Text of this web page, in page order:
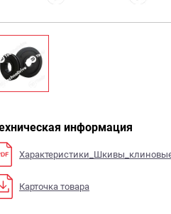
информация
Карточка товара